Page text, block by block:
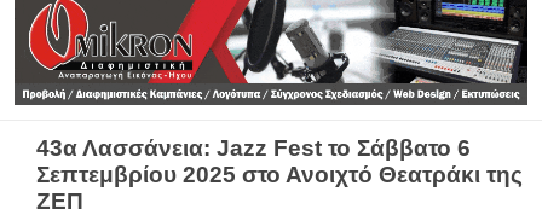
43α Λασσάνεια: Jazz Fest το Σάββατο 6
Σεπτεμβρίου 2025 στο Ανοιχτό Θεατράκι της
ΖΕΠ